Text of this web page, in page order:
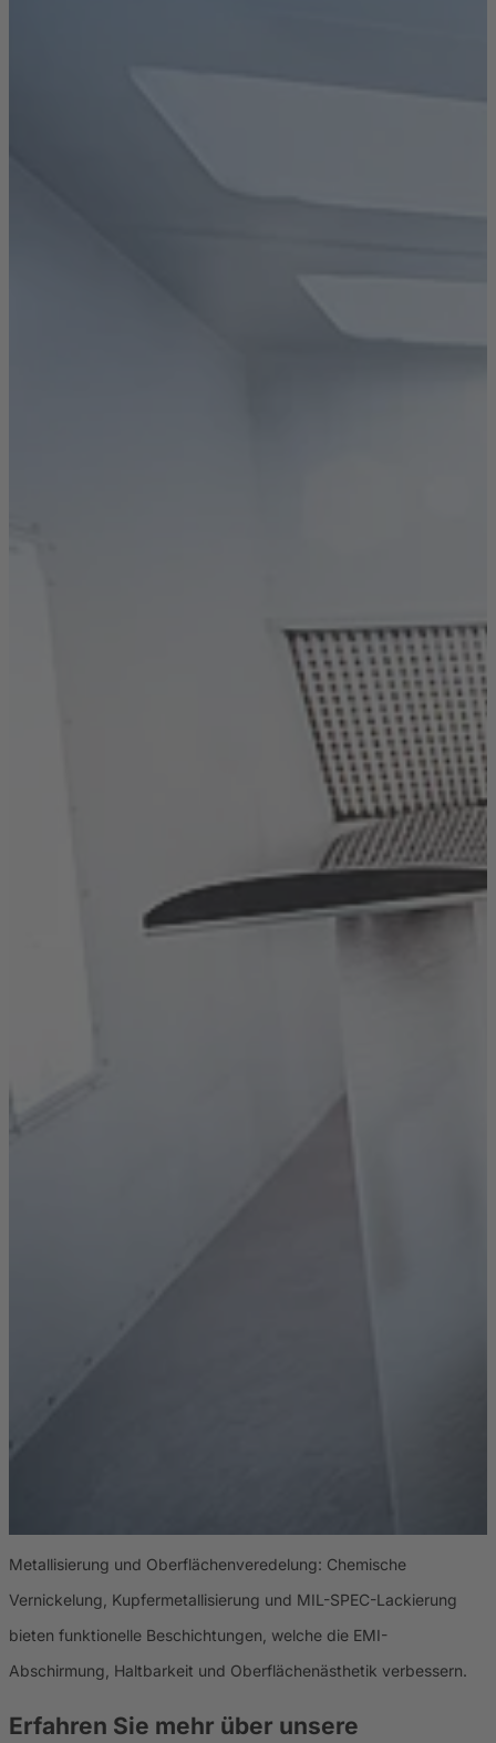
Metallisierung und Oberflächenveredelung: Chemische
Vernickelung, Kupfermetallisierung und MIL-SPEC-Lackierung
bieten funktionelle Beschichtungen, welche die EMI-
Abschirmung, Haltbarkeit und Oberflächenästhetik verbessern.
Erfahren Sie mehr über unsere